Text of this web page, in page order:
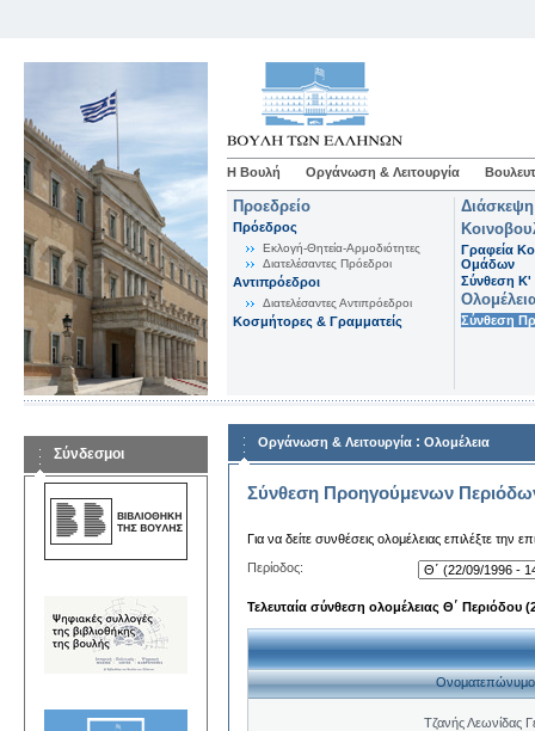
Η Βουλή Οργάνωση & Λειτουργία
Προεδρείο
Πρόεδρος
Εκλογή-Θητεία-Αρμοδιότητες
Διατελέσαντες Πρόεδροι
Αντιπρόεδροι
Διατελέσαντες Αντιπρόεδροι
Κοσμήτορες & Γραμματείς
Γραφεία
Ομάδων
Σύνθεση K'
Σύνθεση
Σύνδεσμοι
Οργάνωση & Λειτουργία : Ολομέλεια
Σύνθεση Προηγούμενων
Για να δείτε συνθέσεις ολομέλειας επιλέξτε την
Περίοδος:
Τελευταία σύνθεση ολομέλειας Θ΄ Περιόδου
Ονοματεπώνυμο
Τζανής Λεωνίδας